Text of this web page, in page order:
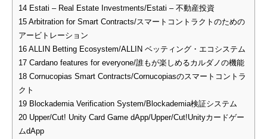
14 Estati – Real Estate Investments/Estati – 不動産投資
15 Arbitration for Smart Contracts/スマートコントラクトのための
アービトレーション
16 ALLIN Betting Ecosystem/ALLIN ベッティング・エコシステム
17 Cardano features for everyone/誰もが楽しめるカルダノの機能
18 Cornucopias Smart Contracts/Cornucopiasのスマートコントラ
クト
19 Blockademia Verification System/Blockademia検証システム
20 Upper/Cut! Unity Card Game dApp/Upper/Cut!Unityカードゲー
ムdApp